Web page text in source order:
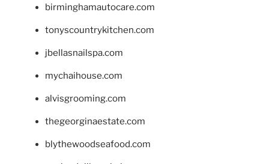
birminghamautocare.com
tonyscountrykitchen.com
jbellasnailspa.com
mychaihouse.com
alvisgrooming.com
thegeorginaestate.com
blythewoodseafood.com